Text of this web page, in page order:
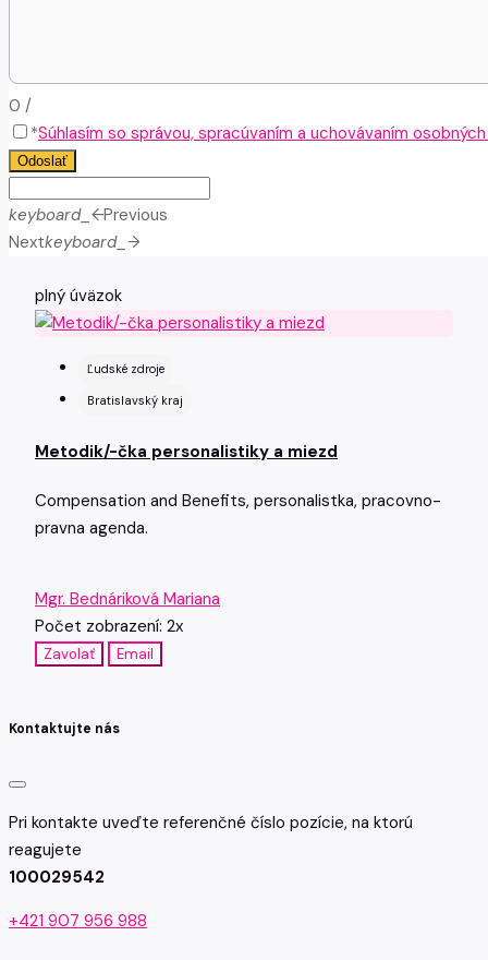
0 /
*Súhlasím so správou, spracúvaním a uchovávaním
Odoslať
keyboard_arrow_leftPrevious
Nextkeyboard_arrow_right
plný úväzok
Ľudské zdroje
Bratislavský kraj
Metodik/-čka personalistiky a miezd
Compensation and Benefits, personalistka, pracovno-
pravna agenda.
Mgr. Bednáriková Mariana
Počet zobrazení: 2x
Zavolať Email
Kontaktujte nás
Pri kontakte uveďte referenčné číslo pozície, na ktorú
reagujete
100029542
+421 907 956 988